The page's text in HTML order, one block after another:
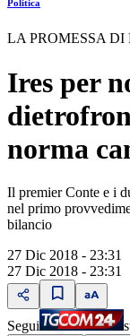
Politica
LA PROMESSA DI
Ires per
norma
Il premier Conte e i
nel primo
bilancio
27 Dic 2018 - 23:31
27 Dic 2018 - 23:31
Segui